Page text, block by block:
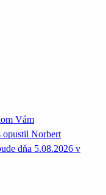
Vám
opustil Norbert
dňa 5.08.2026 v